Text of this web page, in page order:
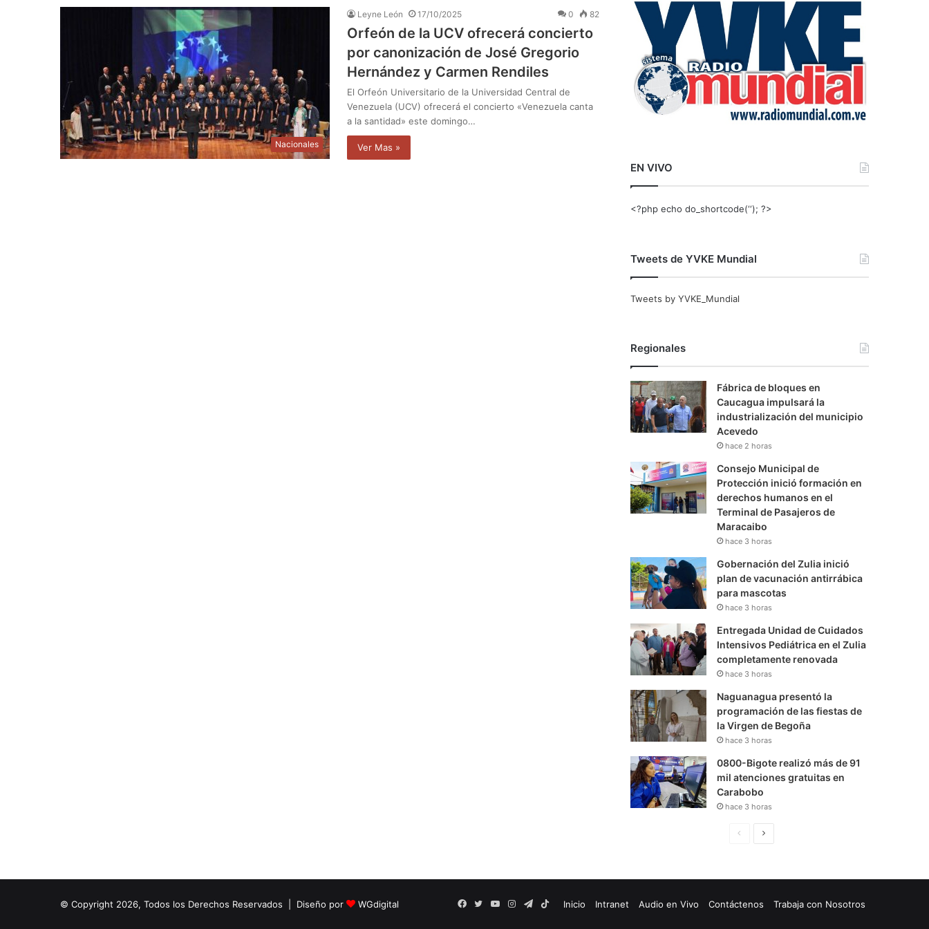
Nacionales
Leyne León 17/10/2025 0 82
Orfeón de la UCV ofrecerá concierto
por canonización de José Gregorio
Hernández y Carmen Rendiles
El Orfeón Universitario de la Universidad Central de
Venezuela (UCV) ofrecerá el concierto «Venezuela canta
a la santidad» este domingo…
Ver Mas »
r
EN VIVO
<?php echo do_shortcode(‘‘); ?>
Tweets de YVKE Mundial
Tweets by YVKE_Mundial
Regionales
Fábrica de bloques en
Caucagua impulsará la
industrialización del municipio
Acevedo
hace 2 horas
Consejo Municipal de
Protección inició formación en
derechos humanos en el
Terminal de Pasajeros de
Maracaibo
hace 3 horas
Gobernación del Zulia inició
plan de vacunación antirrábica
para mascotas
hace 3 horas
Entregada Unidad de Cuidados
Intensivos Pediátrica en el Zulia
completamente renovada
hace 3 horas
Naguanagua presentó la
programación de las fiestas de
la Virgen de Begoña
hace 3 horas
0800-Bigote realizó más de 91
mil atenciones gratuitas en
Carabobo
hace 3 horas
n
S
© Copyright 2026, Todos los Derechos Reservados | Diseño por WGdigital Inicio Intranet Audio en Vivo Contáctenos Trabaja con Nosotros
Facebook
TwitterYouTubeInstagramTelegram
TikTok